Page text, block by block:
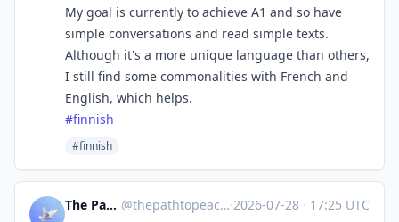
My goal is currently to achieve A1 and so have
simple conversations and read simple texts.
Although it's a more unique language than others,
I still find some commonalities with French and
English, which helps.
#finnish
#finnish
The Path to Peace @thepathtopeace@mastodon.social ·2026-07-28 · 17:25 UTC